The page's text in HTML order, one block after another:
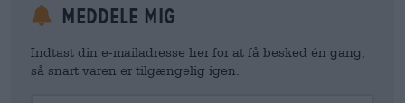
meddele mig
Indtast din e-mailadresse her for at få besked én gang,
så snart varen er tilgængelig igen.